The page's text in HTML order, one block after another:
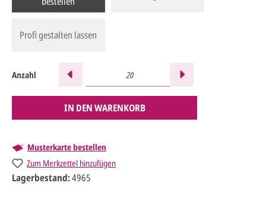
Profi gestalten lassen
Anzahl
IN DEN WARENKORB
Musterkarte bestellen
Zum Merkzettel hinzufügen
Lagerbestand:4965